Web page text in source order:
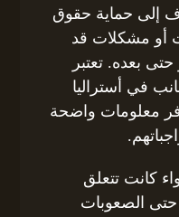
إلى حماية حقوق
أو مشكلات قد
حتى بعده. تعتبر
في أستراليا
معلومات واضحة
كانت تتعلق
حتى الصعوبات